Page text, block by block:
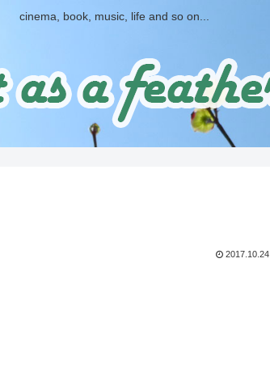
cinema, book, music, life and so on...
2017.10.24